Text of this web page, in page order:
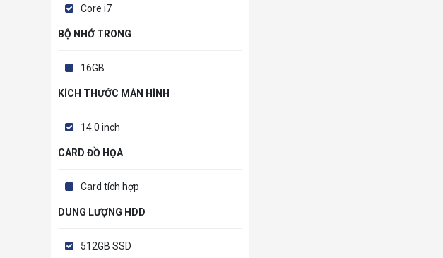
Core i7
BỘ NHỚ TRONG
16GB
KÍCH THƯỚC MÀN HÌNH
14.0 inch
CARD ĐỒ HỌA
Card tích hợp
DUNG LƯỢNG HDD
512GB SSD